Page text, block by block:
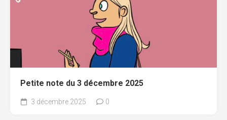
Petite note du 3 décembre 2025
3 décembre 2025 0